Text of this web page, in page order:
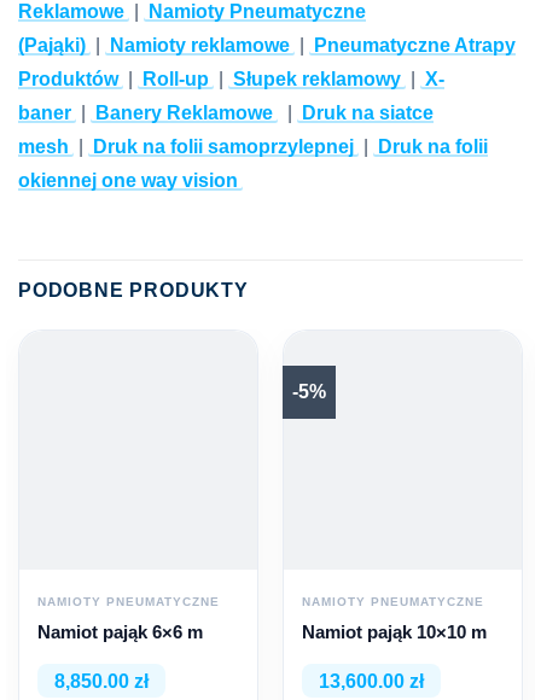
Reklamowe
Namioty Pneumatyczne
(Pająki)
Namioty reklamowe
Pneumatyczne Atrapy
Produktów
Roll-up Słupek reklamowy
X-
baner
Banery Reklamowe
Druk na siatce
mesh
Druk na folii samoprzylepnej
Druk na folii
okiennej one way vision
PODOBNE PRODUKTY
NAMIOTY PNEUMATYCZNE
Namiot pająk 6×6 m
8,850.00 zł
-5%
NAMIOTY PNEUMATYCZNE
Namiot pająk 10×10 m
13,600.00 zł